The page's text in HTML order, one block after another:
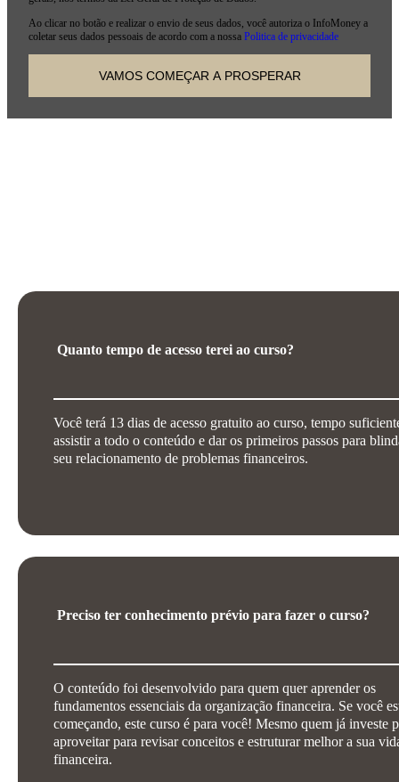
Ao clicar no botão e realizar o envio de seus dados, você autoriza o InfoMoney a
coletar seus dados pessoais de acordo com a nossa Politica de privacidade
Quanto tempo de acesso terei ao curso?
Você terá 13 dias de acesso gratuito ao curso, tempo
assistir a todo o conteúdo e dar os primeiros passos para
seu relacionamento de problemas financeiros.
Preciso ter conhecimento prévio para fazer o curso?
O conteúdo foi desenvolvido para quem quer aprender os
fundamentos essenciais da organização financeira. Se você
começando, este curso é para você! Mesmo quem já investe
aproveitar para revisar conceitos e estruturar melhor a sua
financeira.